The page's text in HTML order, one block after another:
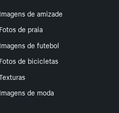
Imagens de amizade
Fotos de praia
Imagens de futebol
Fotos de bicicletas
Imagens de moda